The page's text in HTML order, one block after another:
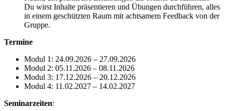
Du wirst Inhalte präsentieren und Übungen durchführen, alles
in einem geschützten Raum mit achtsamem Feedback von der
Gruppe.
Termine
Modul 1: 24.09.2026 – 27.09.2026
Modul 2: 05.11.2026 – 08.11.2026
Modul 3: 17.12.2026 – 20.12.2026
Modul 4: 11.02.2027 – 14.02.2027
Seminarzeiten: